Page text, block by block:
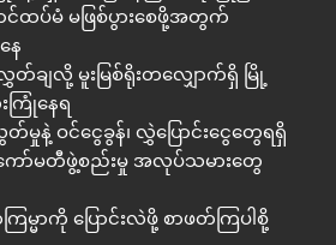
ာင်ထပ်မံ မဖြစ်ပွားစေဖို့အတွက်
ေ
ျလို့ မူးမြစ်ရိုးတလျှောက်ရှိ မြို့
ကြုံနေရ
မှုနဲ့ ဝင်ငွေခွန်၊ လွှဲပြောင်းငွေတွေရရှိ
ကော်မတီဖွဲ့စည်းမှု အလုပ်သမားတွေ
ာကို ပြောင်းလဲဖို့ စာဖတ်ကြပါစို့